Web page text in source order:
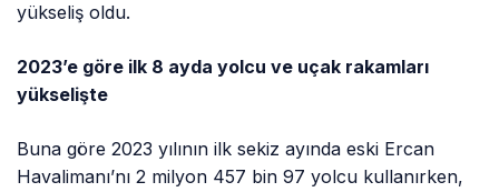
yükseliş oldu.
2023’e göre ilk 8 ayda yolcu ve uçak rakamları
yükselişte
Buna göre 2023 yılının ilk sekiz ayında eski Ercan
Havalimanı’nı 2 milyon 457 bin 97 yolcu kullanırken,